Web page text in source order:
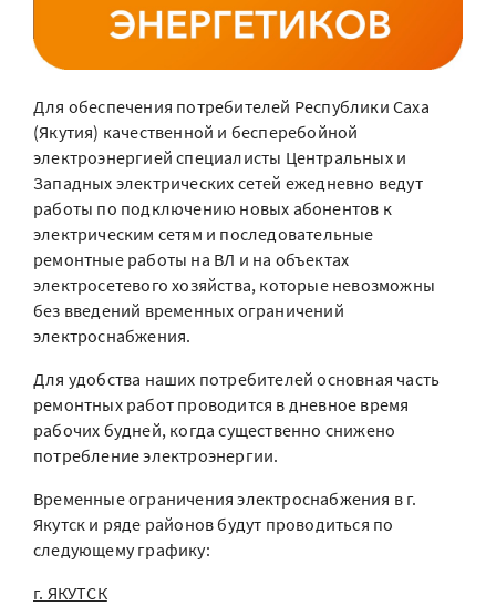
Для обеспечения потребителей Республики Саха
(Якутия) качественной и бесперебойной
электроэнергией специалисты Центральных и
Западных электрических сетей ежедневно ведут
работы по подключению новых абонентов к
электрическим сетям и последовательные
ремонтные работы на ВЛ и на объектах
электросетевого хозяйства, которые невозможны
без введений временных ограничений
электроснабжения.
Для удобства наших потребителей основная часть
ремонтных работ проводится в дневное время
рабочих будней, когда существенно снижено
потребление электроэнергии.
Временные ограничения электроснабжения в г.
Якутск и ряде районов будут проводиться по
следующему графику:
г. ЯКУТСК